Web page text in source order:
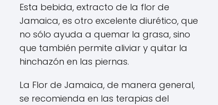
Esta bebida, extracto de la flor de
Jamaica, es otro excelente diurético, que
no sólo ayuda a quemar la grasa, sino
que también permite aliviar y quitar la
hinchazón en las piernas.
La Flor de Jamaica, de manera general,
se recomienda en las terapias del